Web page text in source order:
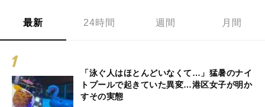
最新 24時間 週間 月間
「泳ぐ人はほとんどいなくて…」猛暑のナイ
トプールで起きていた異変…港区女子が明か
すその実態